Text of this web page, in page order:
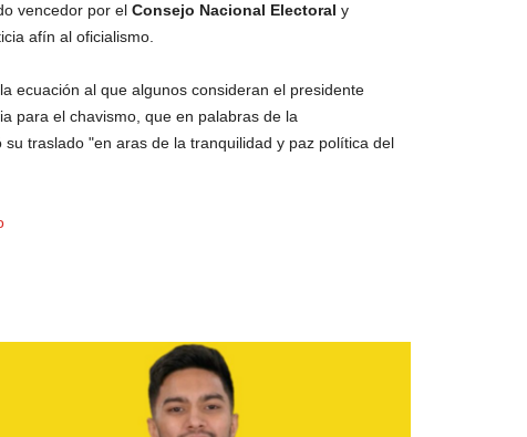
vencedor por el Consejo Nacional Electoral y
afín al oficialismo.
ecuación al que algunos consideran el presidente
para el chavismo, que en palabras de la
su traslado "en aras de la tranquilidad y paz política del